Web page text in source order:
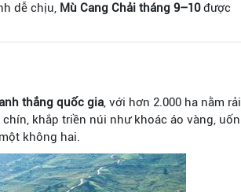
dễ chịu, Mù Cang Chải tháng 9–10được
thắng quốc gia, với hơn 2.000 ha nằm rải
chín, khắp triền núi như khoác áo vàng, uốn
không hai.